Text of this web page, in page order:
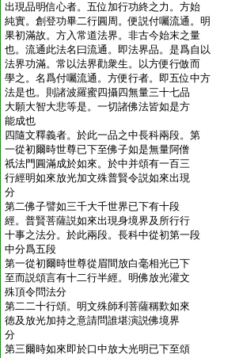
出現品明信心者。五位加行功終之力。方始
純實。創登功畢二行圓周。便説付囑流通。明
果初滿故。方入常道法界。非古今始末之量
也。流通此法名曰流通。即法界品。是爲自以
法界功滿。常以法界勸衆生。以方便行倣而
學之。名爲付囑流通。方便行者。即五位中方
法是也。則諸波羅蜜四攝四無量三十七品
大願大智大悲等是。一切諸佛法皆如是方
能成也
四隨文釋義者。於此一品之中長科兩段。第
一從初爾時世尊已下至佛子如是無量阿僧
祇法門圓滿成於如來。於中并頌有一百三
行經明如來放光加文殊普賢令説如來出現
分
第二佛子譬如三千大千世界已下有十段
經。普賢菩薩説如來出現身境界及所行行
十事之法分。於此兩段。長科中從初第一段
中分爲五段
第一從初爾時世尊從眉間放白毫相光已下
至而説頌言有十二行半經。明佛放光灌文
殊頂令問法分
第二二十行頌。明文殊師利菩薩稱歎如來
徳及放光加持之意請問誰堪演説佛境界
分
第三爾時如來即於口中放大光明已下至頌